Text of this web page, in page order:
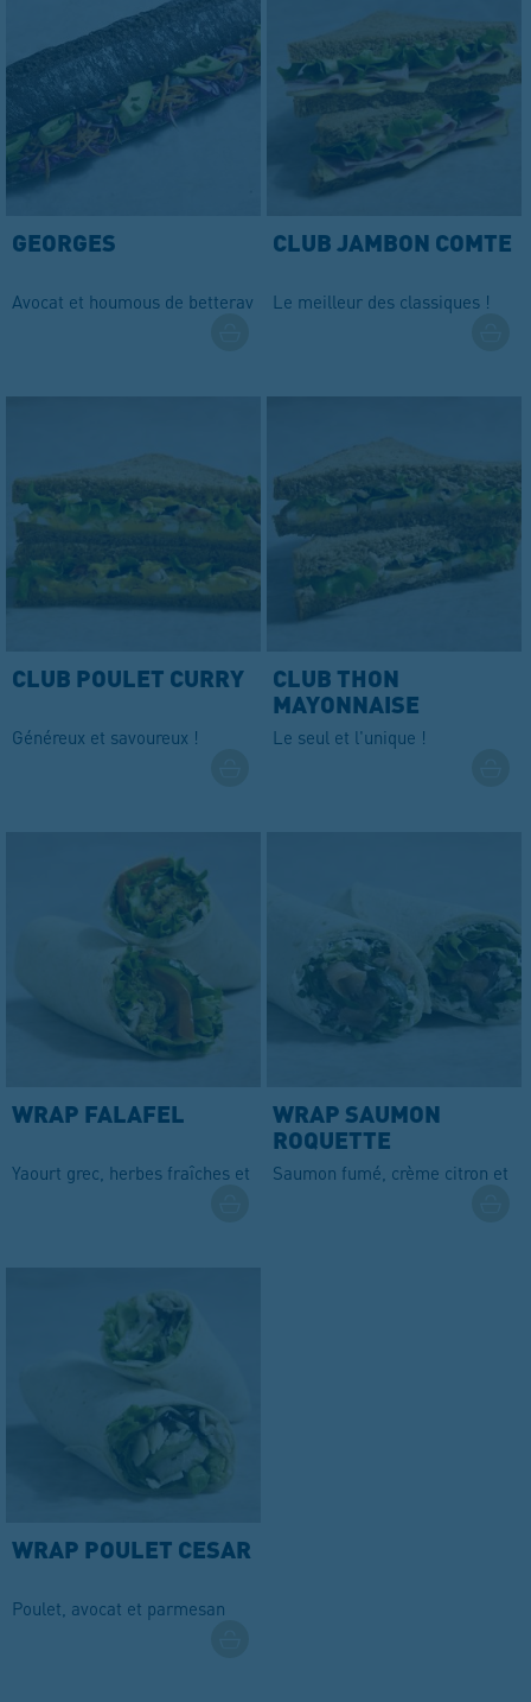
GEORGES
Avocat et houmous de betterave
CLUB JAMBON COMTE
Le meilleur des classiques !
CLUB POULET CURRY
Généreux et savoureux !
CLUB THON
MAYONNAISE
Le seul et l'unique !
WRAP FALAFEL
Yaourt grec, herbes fraîches et falafel
WRAP SAUMON
ROQUETTE
Saumon fumé, crème citron et
WRAP POULET CESAR
Poulet, avocat et parmesan